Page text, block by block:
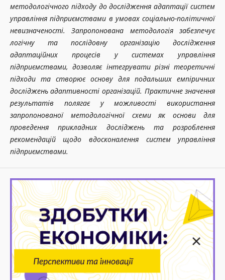
методологічного підходу до дослідження адаптації систем
управління підприємствами в умовах соціально-політичної
невизначеності. Запропонована методологія забезпечує
логічну та послідовну організацію дослідження
адаптаційних процесів у системах управління
підприємствами, дозволяє інтегрувати різні теоретичні
підходи та створює основу для подальших емпіричних
досліджень адаптивності організацій. Практичне значення
результатів полягає у можливості використання
запропонованої методологічної схеми як основи для
проведення прикладних досліджень та розроблення
рекомендацій щодо вдосконалення систем управління
підприємствами.